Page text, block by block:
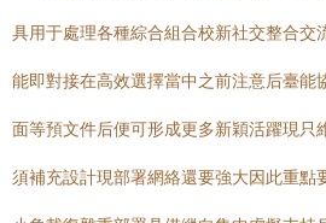
具用于處理各種綜合組合校新社交整合交
能即對接在高效選擇當中之前注意后臺能
面等預文件后便可形成更多新穎活躍現只
須補充設計現部署網絡還要強大因此重點